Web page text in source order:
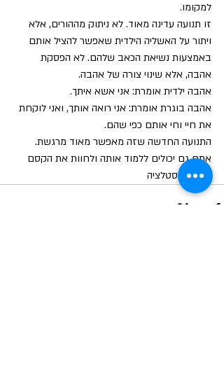
למקומו.
זו תנועה עדינה מאוד. לא ניתוק מההורים, אלא
ויתור על האשליה הילדית שאפשר להציל אותם
באמצעות נשיאת הכאב שלהם. לא הפסקת
אהבה, אלא שינוי צורה של אהבה.
אהבה ילדית אומרת: אני אשא איתך.
אהבה בוגרת אומרת: אני רואה אותך, ואני לוקחת
את חיי וחי אותם כפי שהם.
התנועה החדשה שזה מאפשר מאוד מרגשת.
אתם גם יכולים ללמוד אותה ולחוות את הקסם
של הקונסטלציה